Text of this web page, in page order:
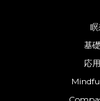
基
応